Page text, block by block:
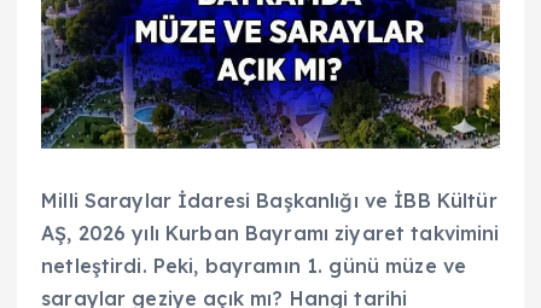
Milli Saraylar İdaresi Başkanlığı ve İBB Kültür
AŞ, 2026 yılı Kurban Bayramı ziyaret takvimini
netleştirdi. Peki, bayramın 1. günü müze ve
saraylar geziye açık mı? Hangi tarihi